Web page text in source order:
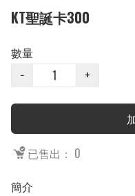
KT聖誕卡300
數量
−
+
已售出： 0
簡介